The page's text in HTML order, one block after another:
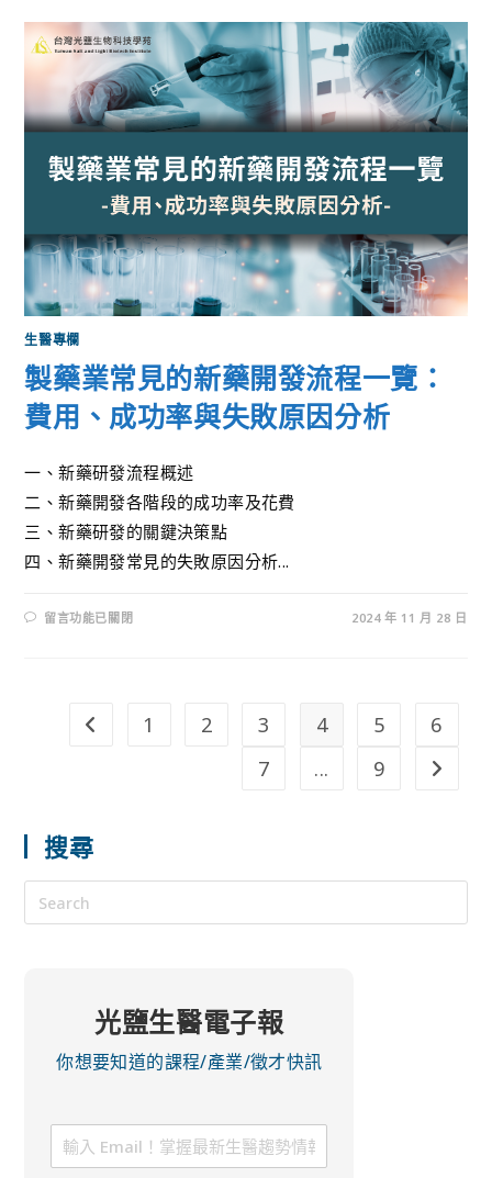
生醫專欄
製藥業常見的新藥開發流程一覽：
費用、成功率與失敗原因分析
一、新藥研發流程概述
二、新藥開發各階段的成功率及花費
三、新藥研發的關鍵決策點
四、新藥開發常見的失敗原因分析...
留言功能已關閉 2024 年 11 月 28 日
1 2 3 4 5
6
7
... 9
搜尋
光鹽生醫電子報
你想要知道的課程/產業/徵才快訊